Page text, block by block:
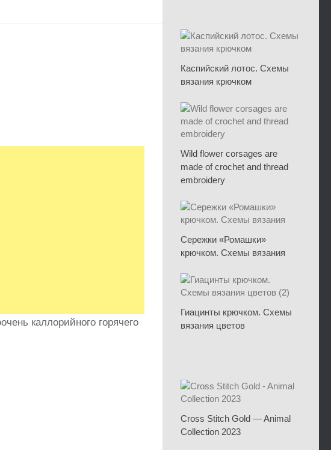
каллорийного горячего
Каспийский лотос. Схемы
вязания крючком
Wild flower corsages are
made of crochet and thread
embroidery
Сережки «Ромашки»
крючком. Схемы вязания
Гиацинты крючком. Схемы
вязания цветов
Cross Stitch Gold — Animal
Collection 2023